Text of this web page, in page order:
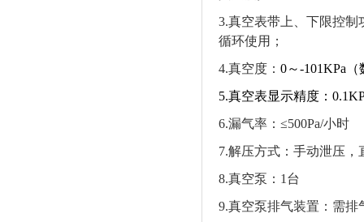
3.真空表带上、下限控
循环使用；
4.真空度： 0～-101KPa
5.真空表显示精度：
6.漏气率：≤500Pa/小时
7.解压方式：手动泄压，
8.真空泵：1台
9.真空泵排气装置：需